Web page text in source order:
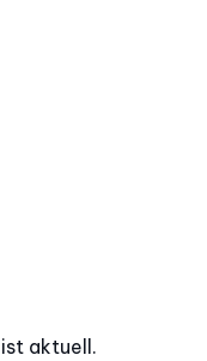
aktuell.